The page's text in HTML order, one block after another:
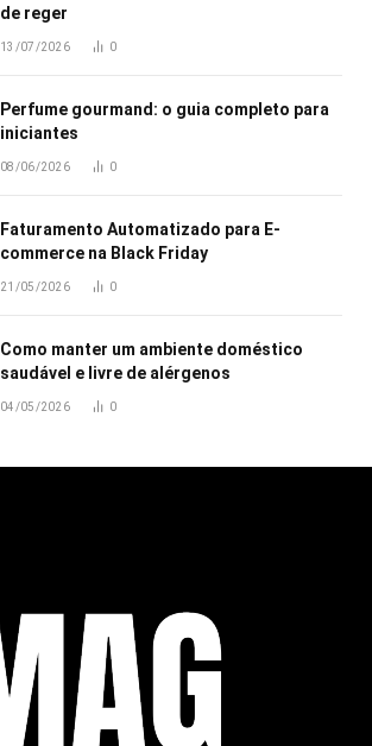
de reger
13/07/2026 0
Perfume gourmand: o guia completo para
iniciantes
08/06/2026 0
Faturamento Automatizado para E-
commerce na Black Friday
21/05/2026 0
Como manter um ambiente doméstico
saudável e livre de alérgenos
04/05/2026 0